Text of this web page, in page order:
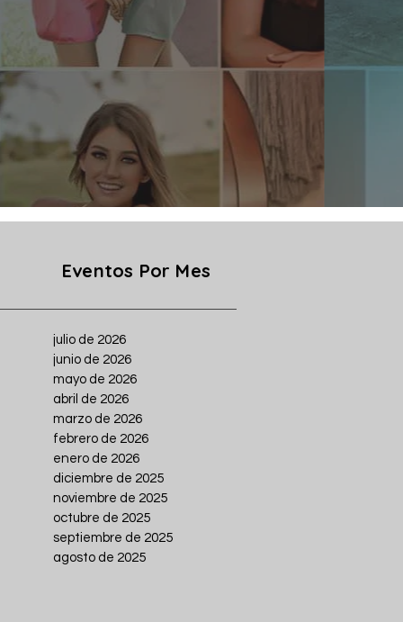
Eventos Por Mes
julio de 2026
junio de 2026
mayo de 2026
abril de 2026
marzo de 2026
febrero de 2026
enero de 2026
diciembre de 2025
noviembre de 2025
octubre de 2025
septiembre de 2025
agosto de 2025